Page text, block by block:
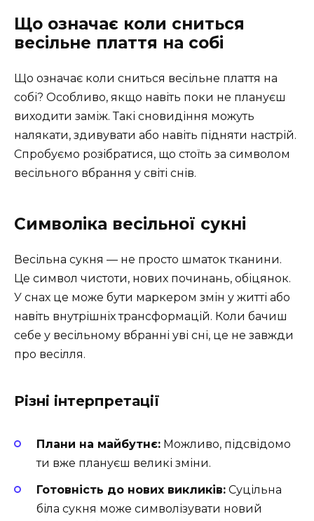
Що означає коли сниться
весільне плаття на собі
Що означає коли сниться весільне плаття на
собі? Особливо, якщо навіть поки не плануєш
виходити заміж. Такі сновидіння можуть
налякати, здивувати або навіть підняти настрій.
Спробуємо розібратися, що стоїть за символом
весільного вбрання у світі снів.
Символіка весільної сукні
Весільна сукня — не просто шматок тканини.
Це символ чистоти, нових починань, обіцянок.
У снах це може бути маркером змін у житті або
навіть внутрішніх трансформацій. Коли бачиш
себе у весільному вбранні уві сні, це не завжди
про весілля.
Різні інтерпретації
Плани на майбутнє: Можливо, підсвідомо
ти вже плануєш великі зміни.
Готовність до нових викликів: Суцільна
біла сукня може символізувати новий